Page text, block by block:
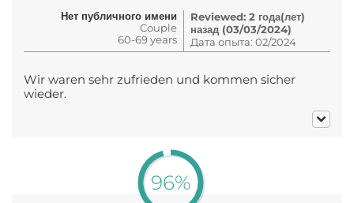
Нет публичного имени
Couple
60-69 years
Reviewed: 2 года(лет)
назад (03/03/2024)
Дата опыта: 02/2024
Wir waren sehr zufrieden und kommen sicher
wieder.
96%